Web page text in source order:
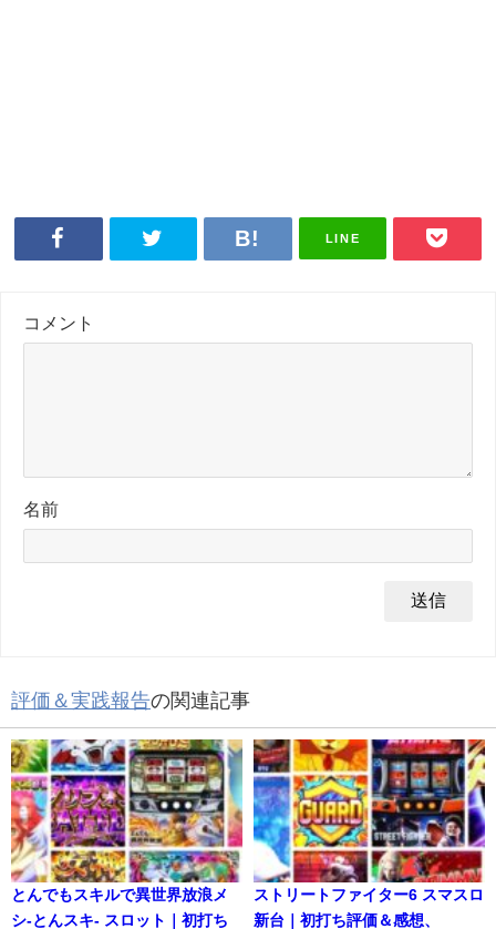
LINE
コメント
名前
評価＆実践報告の関連記事
とんでもスキルで異世界放浪メ
シ-とんスキ- スロット｜初打ち
ストリートファイター6 スマスロ
新台｜初打ち評価＆感想、